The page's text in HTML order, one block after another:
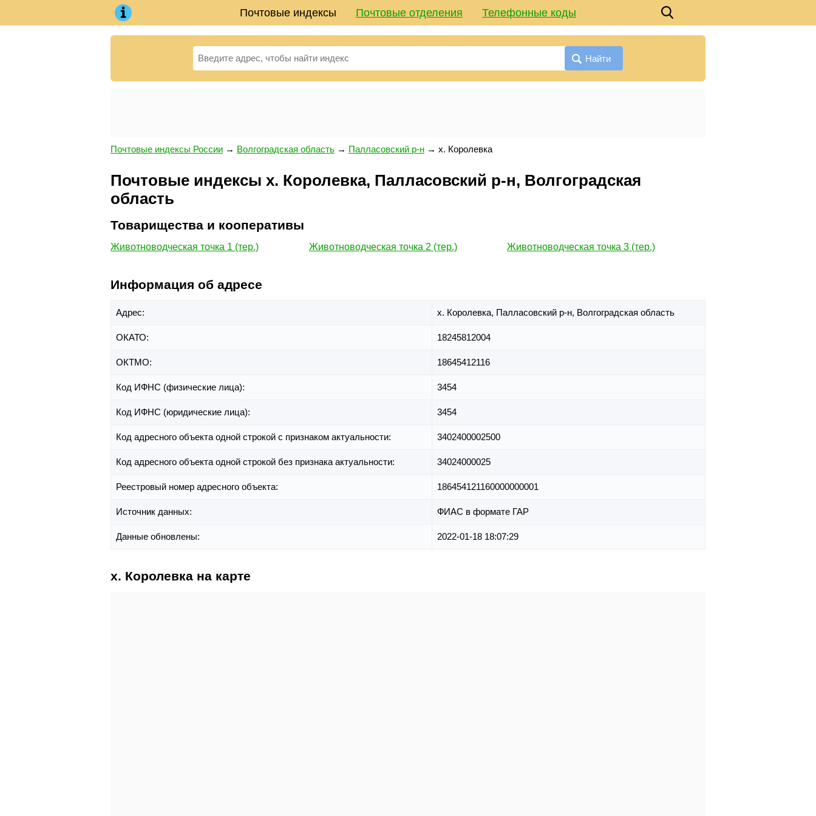
Почтовые индексы Почтовые отделения Телефонные коды
Найти
Почтовые индексы России → Волгоградская область → Палласовский р-н → х. Королевка
Почтовые индексы х. Королевка, Палласовский р-н, Волгоградская
область
Товарищества и кооперативы
Животноводческая точка 1 (тер.) Животноводческая точка 2 (тер.) Животноводческая точка 3 (тер.)
Информация об адресе
Адрес: х. Королевка, Палласовский р-н, Волгоградская область
ОКАТО: 18245812004
ОКТМО: 18645412116
Код ИФНС (физические лица): 3454
Код ИФНС (юридические лица): 3454
Код адресного объекта одной строкой с признаком актуальности: 3402400002500
Код адресного объекта одной строкой без признака актуальности: 34024000025
Реестровый номер адресного объекта: 186454121160000000001
Источник данных: ФИАС в формате ГАР
Данные обновлены: 2022-01-18 18:07:29
х. Королевка на карте